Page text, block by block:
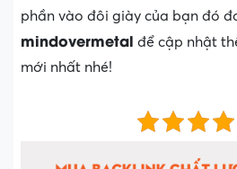
phần vào đôi giày của bạn đó
mindovermetal để cập nhật
mới nhất nhé!